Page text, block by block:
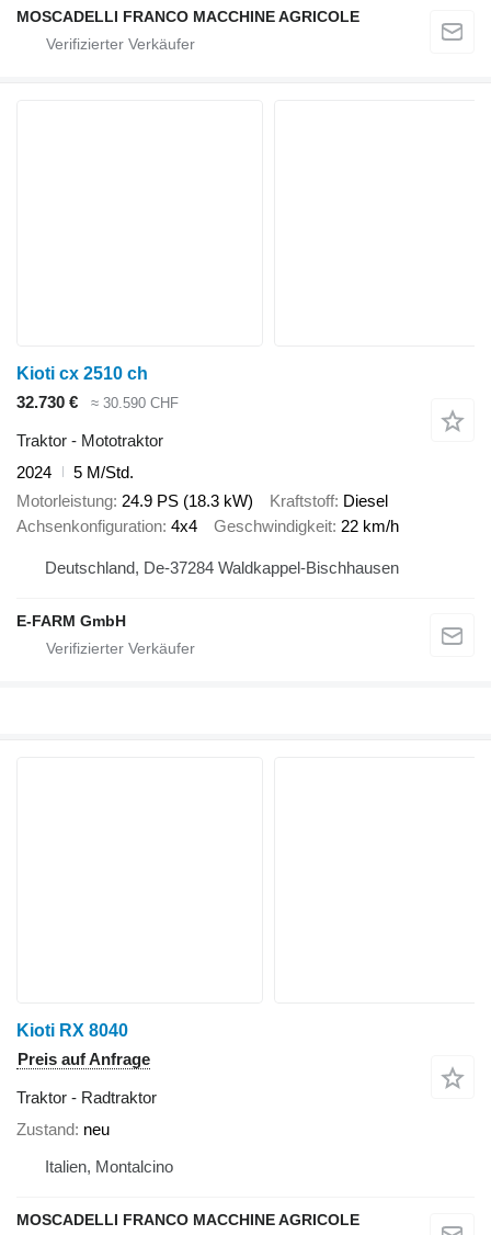
MOSCADELLI FRANCO MACCHINE AGRICOLE
Kioti cx 2510 ch
32.730 €
≈ 30.590 CHF
Traktor - Mototraktor
2024
5 M/Std.
Motorleistung 24.9 PS (18.3 kW) Kraftstoff Diesel
Achsenkonfiguration 4x4 Geschwindigkeit 22 km/h
Deutschland, De-37284 Waldkappel-Bischhausen
E-FARM GmbH
Kioti RX 8040
Preis auf Anfrage
Traktor - Radtraktor
Zustand neu
Italien, Montalcino
MOSCADELLI FRANCO MACCHINE AGRICOLE